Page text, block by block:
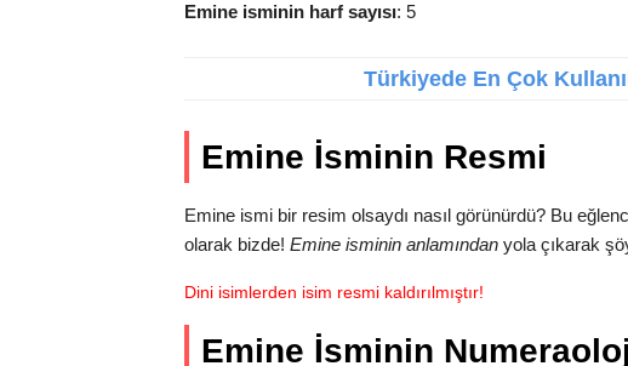
Emine isminin harf sayısı: 5
Türkiyede En Çok
Emine İsminin Resmi
Emine ismi bir resim olsaydı nasıl görünürdü? Bu
olarak bizde! Emine isminin anlamından yola çıkarak
Dini isimlerden isim resmi kaldırılmıştır!
Emine İsminin